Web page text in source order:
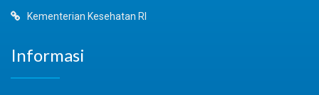
Kementerian Kesehatan RI
Informasi